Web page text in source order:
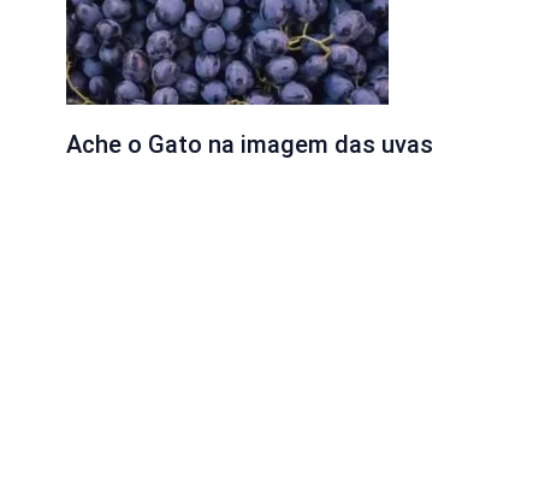
Ache o Gato na imagem das uvas